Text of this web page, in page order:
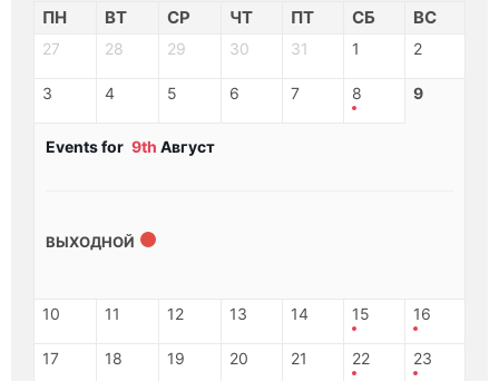
ПН ВТ СР ЧТ ПТ СБ ВС
27 28 29 30 31 1 2
3 4 5 6 7 8 9
Events for 9th Август
ВЫХОДНОЙ
10 11 12 13 14 15 16
17 18 19 20 21 22 23